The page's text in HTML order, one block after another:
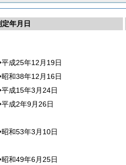
定年月日
成25年12月19日
和38年12月16日
成15年3月24日
成2年9月26日
和53年3月10日
和49年6月25日